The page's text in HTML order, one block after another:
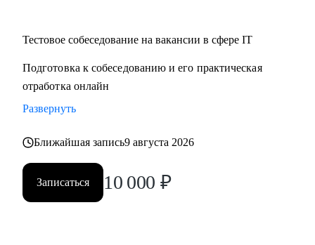
Тестовое собеседование на вакансии в сфере IT
Подготовка к собеседованию и его практическая
отработка онлайн
Развернуть
Ближайшая запись9 августа 2026
Записаться 10 000 ₽